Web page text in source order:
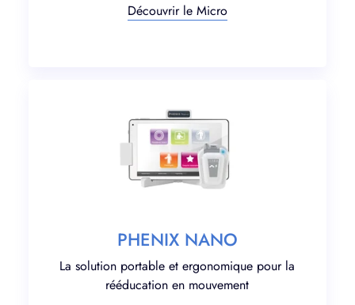
Découvrir le Micro
PHENIX NANO
La solution portable et ergonomique pour la
rééducation en mouvement